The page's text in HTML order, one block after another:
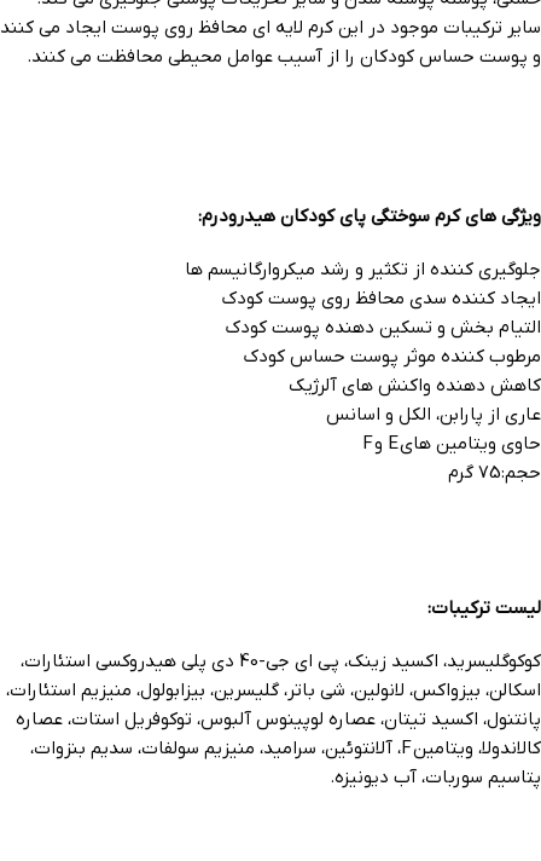
سایر ترکیبات موجود در این کرم لایه ای محافظ روی پوست ایجاد می کنند
و پوست حساس کودکان را از آسیب عوامل محیطی محافظت می کنند.
ویژگی های کرم سوختگی پای کودکان هیدرودرم:
جلوگیری کننده از تکثیر و رشد میکروارگانیسم ها
ایجاد کننده سدی محافظ روی پوست کودک
التیام بخش و تسکین دهنده پوست کودک
مرطوب کننده موثر پوست حساس کودک
کاهش دهنده واکنش های آلرژیک
عاری از پارابن، الکل و اسانس
حاوی ویتامین های E و F
حجم:75 گرم
لیست ترکیبات:
کوکوگلیسرید، اکسید زینک، پی ای جی-40 دی پلی هیدروکسی استئارات،
اسکالن، بیزواکس، لانولین، شی باتر، گلیسرین، بیزابولول، منیزیم استئارات،
پانتنول، اکسید تیتان، عصاره لوپینوس آلبوس، توکوفریل استات، عصاره
کالاندولا، ویتامین F، آلانتوئین، سرامید، منیزیم سولفات، سدیم بنزوات،
پتاسیم سوربات، آب دیونیزه.